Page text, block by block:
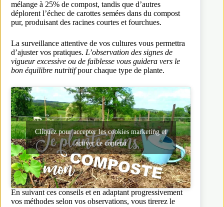
mélange à 25% de compost, tandis que d’autres
déplorent l’échec de carottes semées dans du compost
pur, produisant des racines courtes et fourchues.
La surveillance attentive de vos cultures vous permettra
d’ajuster vos pratiques. L’observation des signes de
vigueur excessive ou de faiblesse vous guidera vers le
bon équilibre nutritifpour chaque type de plante.
Cliquez pour accepter les cookies marketing et
activer ce contenu
En suivant ces conseils et en adaptant progressivement
vos méthodes selon vos observations, vous tirerez le